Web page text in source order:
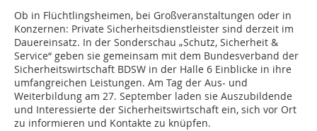
Ob in Flüchtlingsheimen, bei Großveranstaltungen oder in
Konzernen: Private Sicherheitsdienstleister sind derzeit im
Dauereinsatz. In der Sonderschau „Schutz, Sicherheit &
Service“ geben sie gemeinsam mit dem Bundesverband der
Sicherheitswirtschaft BDSW in der Halle 6 Einblicke in ihre
umfangreichen Leistungen. Am Tag der Aus- und
Weiterbildung am 27. September laden sie Auszubildende
und Interessierte der Sicherheitswirtschaft ein, sich vor Ort
zu informieren und Kontakte zu knüpfen.